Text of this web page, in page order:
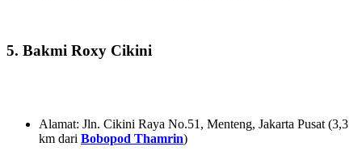
5. Bakmi Roxy Cikini
Alamat: Jln. Cikini Raya No.51, Menteng, Jakarta Pusat (3,3
km dari Bobopod Thamrin)